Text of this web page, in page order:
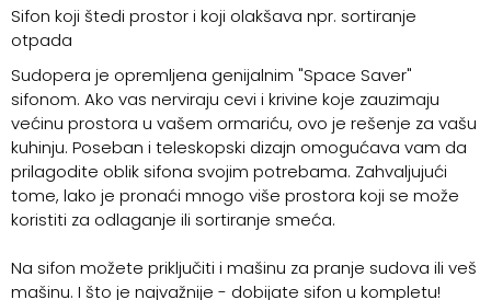
Sifon koji štedi prostor i koji olakšava npr. sortiranje
otpada
Sudopera je opremljena genijalnim "Space Saver"
sifonom. Ako vas nerviraju cevi i krivine koje zauzimaju
većinu prostora u vašem ormariću, ovo je rešenje za vašu
kuhinju. Poseban i teleskopski dizajn omogućava vam da
prilagodite oblik sifona svojim potrebama. Zahvaljujući
tome, lako je pronaći mnogo više prostora koji se može
koristiti za odlaganje ili sortiranje smeća.
Na sifon možete priključiti i mašinu za pranje sudova ili veš
mašinu. I što je najvažnije - dobijate sifon u kompletu!